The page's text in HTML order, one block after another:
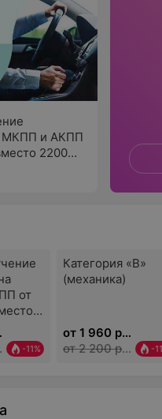
МКПП и АКПП
2200
от
-11%
Категория «B»
(механика)
-
от 1 960 руб.
от 2 200 руб.